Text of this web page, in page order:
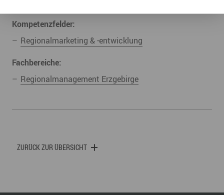
Kompetenzfelder:
Regionalmarketing & -entwicklung
Fachbereiche:
Regionalmanagement Erzgebirge
ZURÜCK ZUR ÜBERSICHT